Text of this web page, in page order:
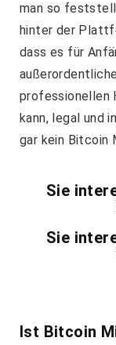
man so
hinter der
dass es für
professionellen
kann, legal und
gar kein Bitcoin
Sie
Sie
Ist Bitcoin